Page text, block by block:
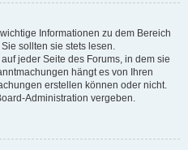
Informationen zu dem Bereich
sollten sie stets lesen.
jeder Seite des Forums, in dem sie
hängt es von Ihren
erstellen können oder nicht.
Administration vergeben.